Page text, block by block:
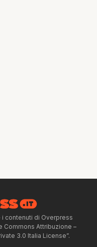
contenuti di Overpress
Commons Attribuzione –
3.0 Italia License”.